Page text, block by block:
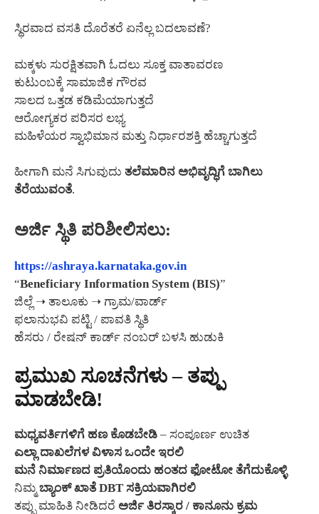
ಸ್ಥಿರವಾದ ವಸತಿ ದೊರೆತರೆ ಏನೆಲ್ಲ ಬದಲಾವಣೆ?
ಮಕ್ಕಳು ಸುರಕ್ಷಿತವಾಗಿ ಓದಲು ಸೂಕ್ತ ವಾತಾವರಣ
ಕುಟುಂಬಕ್ಕೆ ಸಾಮಾಜಿಕ ಗೌರವ
ಸಾಲದ ಒತ್ತಡ ಕಡಿಮೆಯಾಗುತ್ತದೆ
ಆರೋಗ್ಯಕರ ಪರಿಸರ ಲಭ್ಯ
ಮಹಿಳೆಯರ ಸ್ವಾಭಿಮಾನ ಮತ್ತು ನಿರ್ಧಾರಶಕ್ತಿ ಹೆಚ್ಚಾಗುತ್ತದೆ
ಹೀಗಾಗಿ ಮನೆ ಸಿಗುವುದು ತಲೆಮಾರಿನ ಅಭಿವೃದ್ಧಿಗೆ ಬಾಗಿಲು
ತೆರೆಯುವಂತೆ.
ಅರ್ಜಿ ಸ್ಥಿತಿ ಪರಿಶೀಲಿಸಲು:
https://ashraya.karnataka.gov.in
“Beneficiary Information System (BIS)”
ಜಿಲ್ಲೆ ➝ ತಾಲೂಕು ➝ ಗ್ರಾಮ/ವಾರ್ಡ್
ಫಲಾನುಭವಿ ಪಟ್ಟಿ / ಪಾವತಿ ಸ್ಥಿತಿ
ಹೆಸರು / ರೇಷನ್ ಕಾರ್ಡ್ ನಂಬರ್ ಬಳಸಿ ಹುಡುಕಿ
ಪ್ರಮುಖ ಸೂಚನೆಗಳು – ತಪ್ಪು
ಮಾಡಬೇಡಿ!
ಮಧ್ಯವರ್ತಿಗಳಿಗೆ ಹಣ ಕೊಡಬೇಡಿ – ಸಂಪೂರ್ಣ ಉಚಿತ
ಎಲ್ಲಾ ದಾಖಲೆಗಳ ವಿಳಾಸ ಒಂದೇ ಇರಲಿ
ಮನೆ ನಿರ್ಮಾಣದ ಪ್ರತಿಯೊಂದು ಹಂತದ ಫೋಟೋ ತೆಗೆದುಕೊಳ್ಳಿ
ನಿಮ್ಮಬ್ಯಾಂಕ್ ಖಾತೆ DBT ಸಕ್ರಿಯವಾಗಿರಲಿ
ತಪ್ಪು ಮಾಹಿತಿ ನೀಡಿದರೆ ಅರ್ಜಿ ತಿರಸ್ಕಾರ / ಕಾನೂನು ಕ್ರಮ